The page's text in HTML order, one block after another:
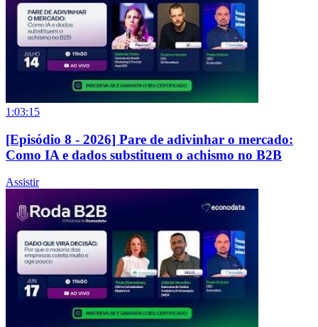
1:03:15
[Episódio 8 - 2026] Pare de adivinhar o mercado:
Como IA e dados substituem o achismo no B2B
Assistir